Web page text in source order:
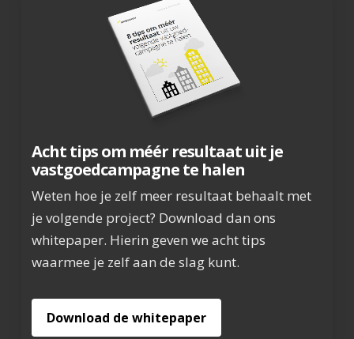
Acht tips om méér resultaat uit je
vastgoedcampagne te halen
Weten hoe je zelf meer resultaat behaalt met
je volgende project? Download dan ons
whitepaper. Hierin geven we acht tips
waarmee je zelf aan de slag kunt.
Download de whitepaper